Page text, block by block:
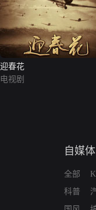
迎春花
电视剧
自媒体
全部
科普